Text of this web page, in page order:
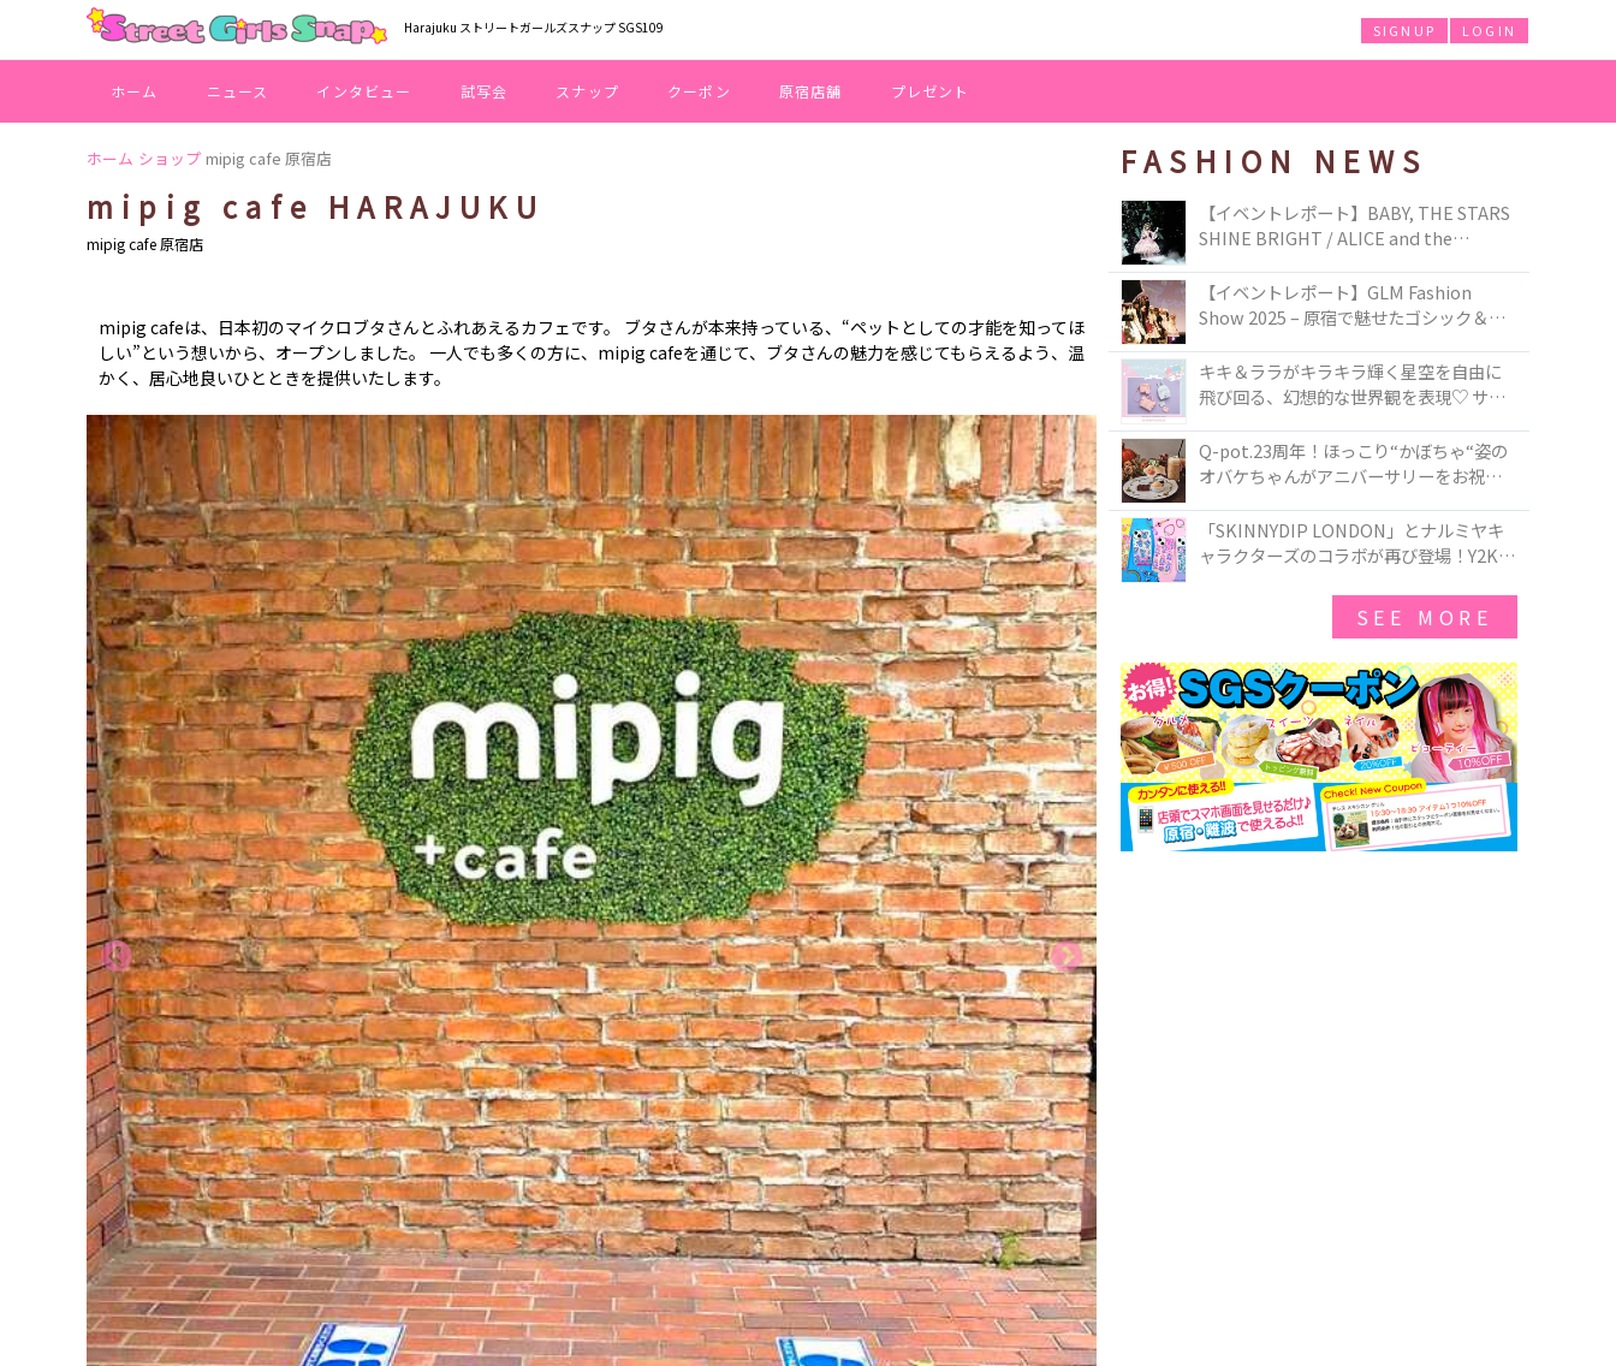
Harajuku ストリートガールズスナップ SGS109 LOGIN
SIGNUP
ホーム ニュース インタビュー 試写会 スナップ クーポン 原宿店舗 プレゼント
ホーム ショップ mipig cafe 原宿店
mipig cafe HARAJUKU
mipig cafe 原宿店
mipig cafeは、日本初のマイクロブタさんとふれあえるカフェです。 ブタさんが本来持っている、“ペットとしての才能を知ってほ
しい”という想いから、オープンしました。 一人でも多くの方に、mipig cafeを通じて、ブタさんの魅力を感じてもらえるよう、温
かく、居心地良いひとときを提供いたします。
FASHION NEWS
【イベントレポート】BABY, THE STARS
SHINE BRIGHT / ALICE and the
TOKYO
【イベントレポート】GLM Fashion
Show 2025 – 原宿で魅せたゴシック＆ロ
キキ＆ララがキラキラ輝く星空を自由に
飛び回る、幻想的な世界観を表現♡ サマ
50周年アニバーサリーイヤー』を記念し
たコレクションが登場
Q-pot.23周年！ほっこり“かぼちゃ“姿の
オバケちゃんがアニバーサリーをお祝い
ー」が新発売！Q-pot CAFE.では「かぼち
ゃのオバケーキプレート」も登場
「SKINNYDIP LONDON」とナルミヤキ
ャラクターズのコラボが再び登場！Y2Kム
SEE MORE